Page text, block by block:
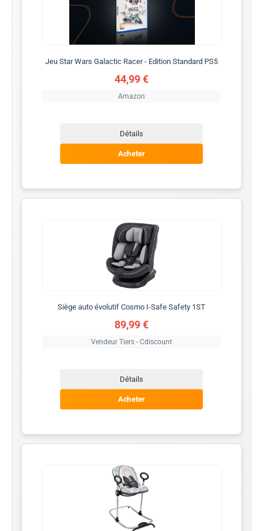
Jeu Star Wars Galactic Racer - Edition Standard PS5
44,99 €
Amazon
Détails
Acheter
Siège auto évolutif Cosmo I-Safe Safety 1ST
89,99 €
Vendeur Tiers - Cdiscount
Détails
Acheter